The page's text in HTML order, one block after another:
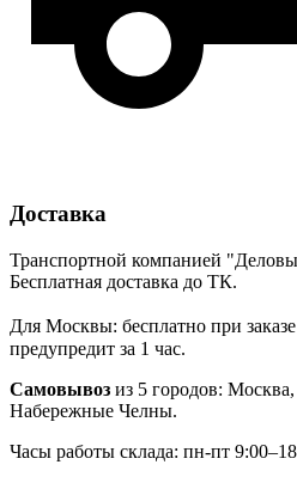
Доставка
Транспортной компанией
Бесплатная доставка до ТК.
Для Москвы: бесплатно при
предупредит за 1 час.
Самовывоз из 5 городов:
Набережные Челны.
Часы работы склада: пн-пт